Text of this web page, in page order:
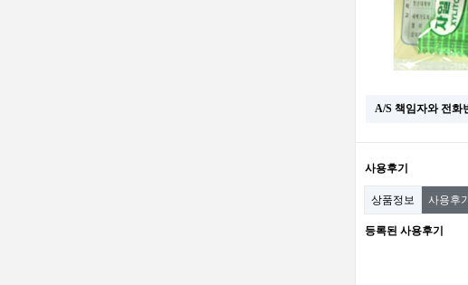
A/S 책임자와 전화
사용후기
상품정보 사용후기
등록된 사용후기